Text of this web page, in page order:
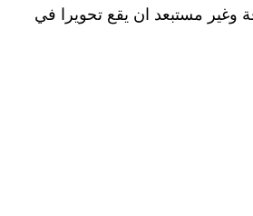
وغير مستبعد ان يقع تحويرا في